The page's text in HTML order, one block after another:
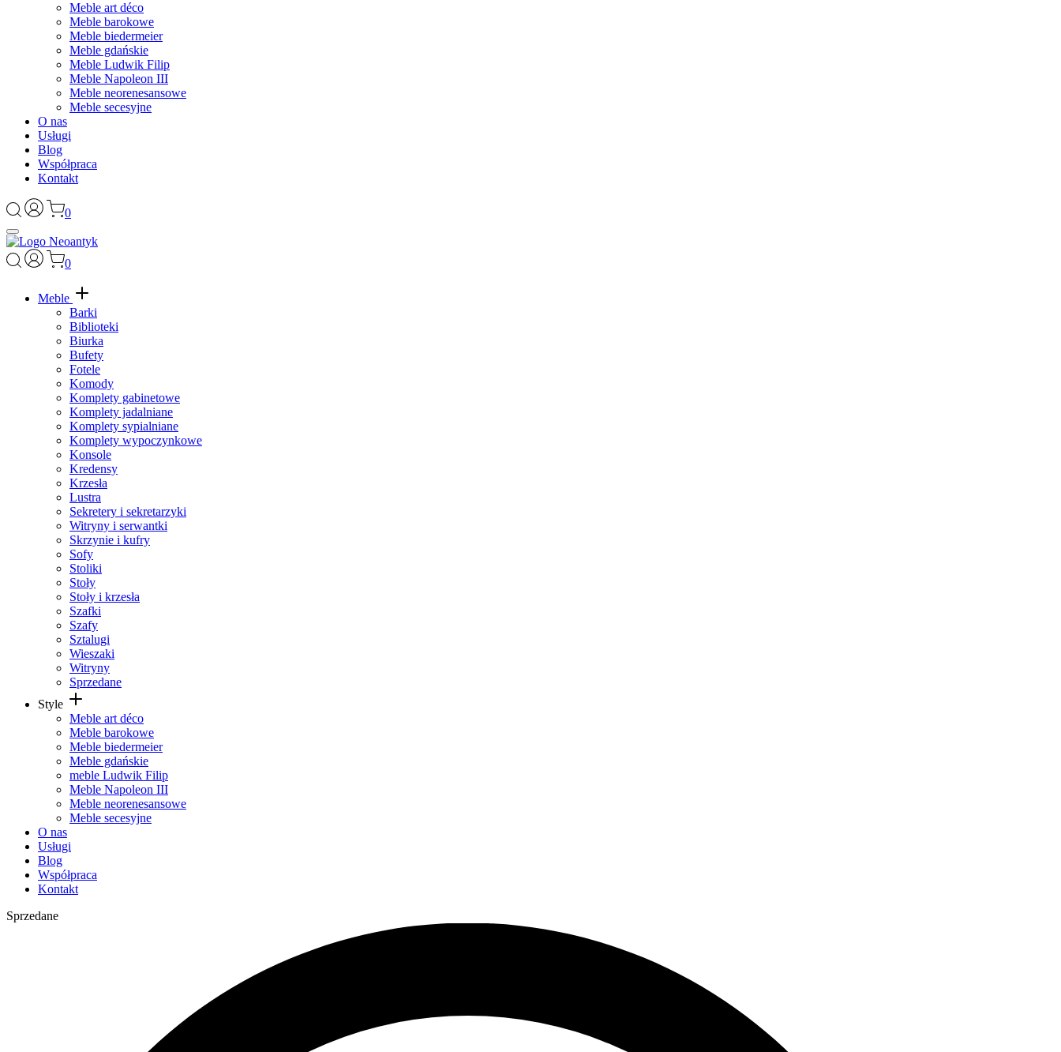
Meble art déco
Meble barokowe
Meble biedermeier
Meble gdańskie
Meble Ludwik Filip
Meble Napoleon III
Meble neorenesansowe
Meble secesyjne
O nas
Usługi
Blog
Współpraca
Kontakt
0
0
Meble
Barki
Biblioteki
Biurka
Bufety
Fotele
Komody
Komplety gabinetowe
Komplety jadalniane
Komplety sypialniane
Komplety wypoczynkowe
Konsole
Kredensy
Krzesła
Lustra
Sekretery i sekretarzyki
Witryny i serwantki
Skrzynie i kufry
Sofy
Stoliki
Stoły
Stoły i krzesła
Szafki
Szafy
Sztalugi
Wieszaki
Witryny
Sprzedane
Style
Meble art déco
Meble barokowe
Meble biedermeier
Meble gdańskie
meble Ludwik Filip
Meble Napoleon III
Meble neorenesansowe
Meble secesyjne
O nas
Usługi
Blog
Współpraca
Kontakt
Sprzedane